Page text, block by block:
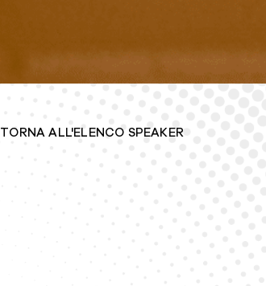
TORNA ALL'ELENCO SPEAKER